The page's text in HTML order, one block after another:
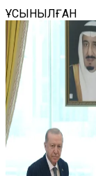
ҰСЫНЫЛҒАН